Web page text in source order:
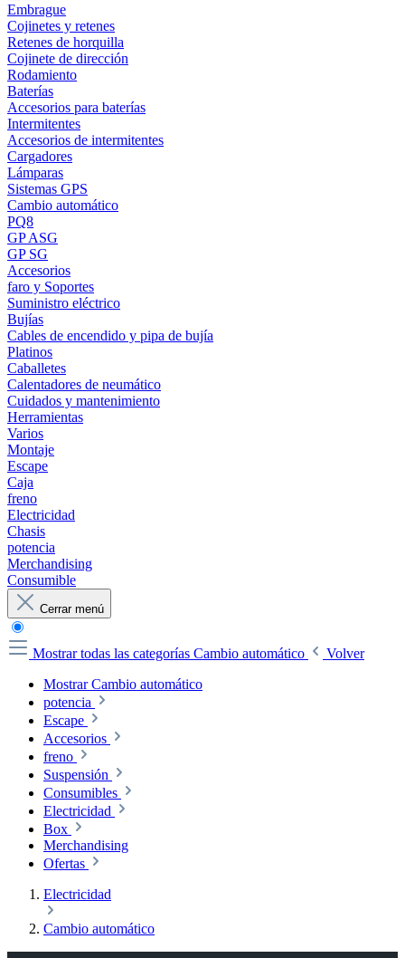
Embrague
Cojinetes y retenes
Retenes de horquilla
Cojinete de dirección
Rodamiento
Baterías
Accesorios para baterías
Intermitentes
Accesorios de intermitentes
Cargadores
Lámparas
Sistemas GPS
Cambio automático
PQ8
GP ASG
GP SG
Accesorios
faro y Soportes
Suministro eléctrico
Bujías
Cables de encendido y pipa de bujía
Platinos
Caballetes
Calentadores de neumático
Cuidados y mantenimiento
Herramientas
Varios
Montaje
Escape
Caja
freno
Electricidad
Chasis
potencia
Merchandising
Consumible
Cerrar menú
Mostrar todas las categorías Cambio automático
Volver
Mostrar Cambio automático
potencia
Escape
Accesorios
freno
Suspensión
Consumibles
Electricidad
Box
Merchandising
Ofertas
Electricidad
Cambio automático